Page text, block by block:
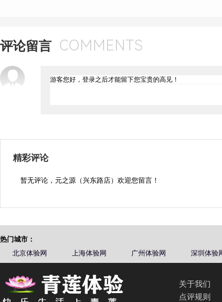
评论留言 COMMENTS
精彩评论
暂无评论，元之源（兴东路店）欢迎您留言！
热门城市：
北京体验网
上海体验网 广州体验网 深圳体验
关于我们
点评规则